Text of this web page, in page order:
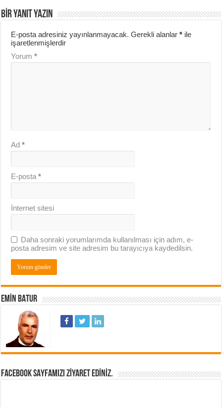
BIR YANIT YAZIN
E-posta adresiniz yayınlanmayacak. Gerekli alanlar* ile
işaretlenmişlerdir
Yorum*
Ad*
E-posta*
İnternet sitesi
Daha sonraki yorumlarımda kullanılması için adım, e-
posta adresim ve site adresim bu tarayıcıya kaydedilsin.
EMIN BATUR
FACEBOOK SAYFAMIZI ZIYARET EDINIZ.